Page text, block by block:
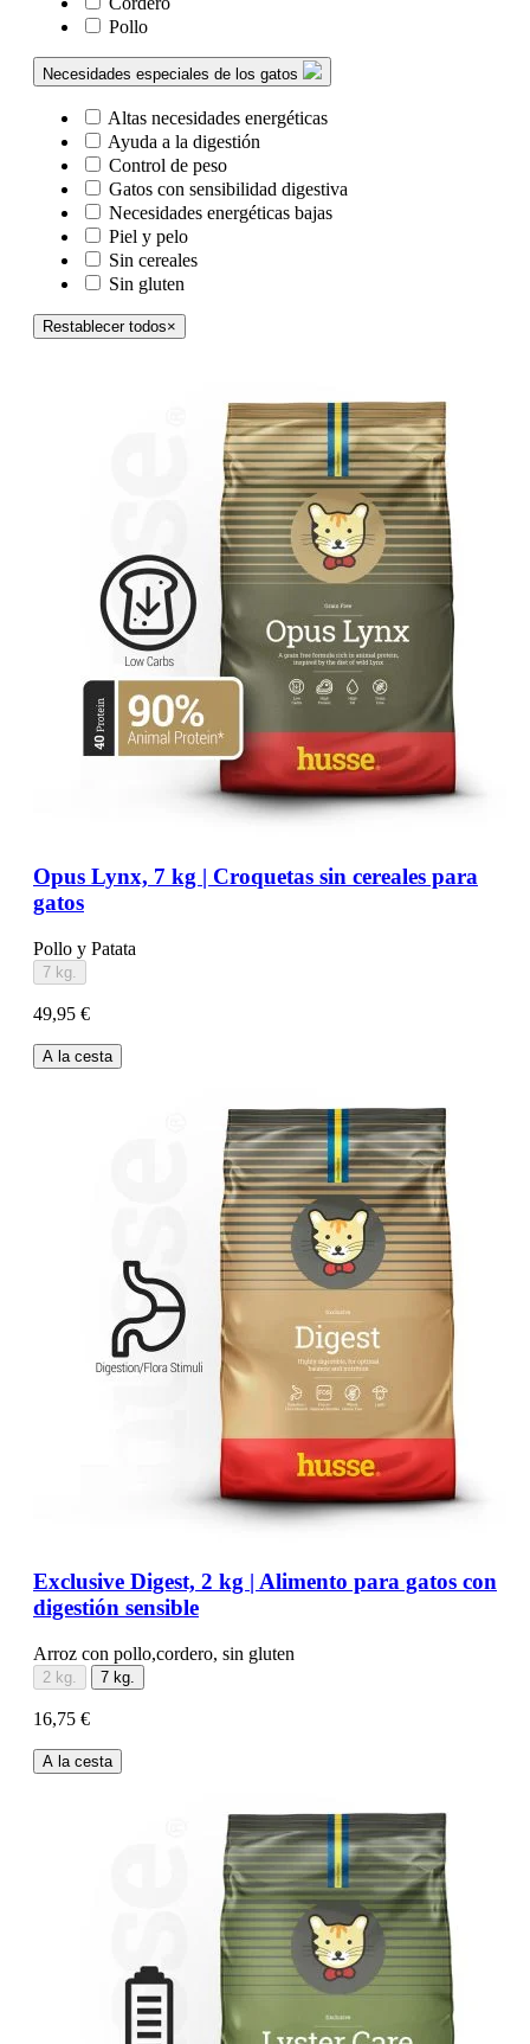
Pollo
Necesidades especiales de los gatos
Altas necesidades energéticas
Ayuda a la digestión
Control de peso
Gatos con sensibilidad digestiva
Necesidades energéticas bajas
Piel y pelo
Sin cereales
Sin gluten
Restablecer todos×
Opus Lynx, 7 kg | Croquetas sin cereales para
gatos
Pollo y Patata
7 kg.
49,95 €
A la cesta
Exclusive Digest, 2 kg | Alimento para gatos con
digestión sensible
Arroz con pollo,cordero, sin gluten
2 kg. 7 kg.
16,75 €
A la cesta